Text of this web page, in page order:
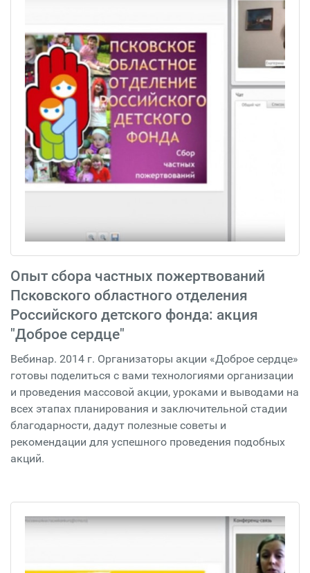
Опыт сбора частных пожертвований
Псковского областного отделения
Российского детского фонда: акция
"Доброе сердце"
Вебинар. 2014 г. Организаторы акции «Доброе сердце»
готовы поделиться с вами технологиями организации
и проведения массовой акции, уроками и выводами на
всех этапах планирования и заключительной стадии
благодарности, дадут полезные советы и
рекомендации для успешного проведения подобных
акций.